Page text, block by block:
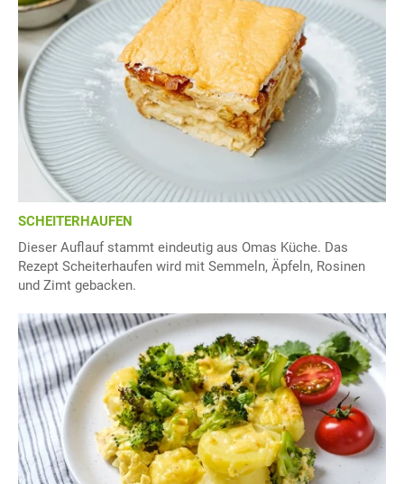
SCHEITERHAUFEN
Dieser Auflauf stammt eindeutig aus Omas Küche. Das
Rezept Scheiterhaufen wird mit Semmeln, Äpfeln, Rosinen
und Zimt gebacken.